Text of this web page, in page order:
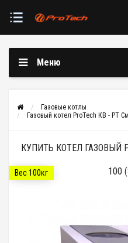
Меню
Газовые котлы
Газовый котел ProTech КВ - РТ
КУПИТЬ КОТЕЛ ГАЗОВЫЙ
100
Вес 100кг